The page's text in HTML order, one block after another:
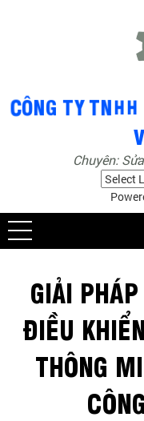
Chuyên:
GIẢI
ĐIỀU
THÔNG